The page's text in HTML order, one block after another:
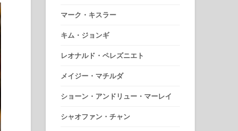
マーク・キスラー
キム・ジョンギ
レオナルド・ペレズニエト
メイジー・マチルダ
ショーン・アンドリュー・マーレイ
シャオファン・チャン